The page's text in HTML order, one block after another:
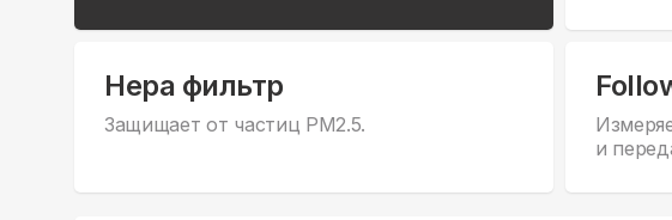
Hepa фильтр
Защищает от частиц PM2.5.
и